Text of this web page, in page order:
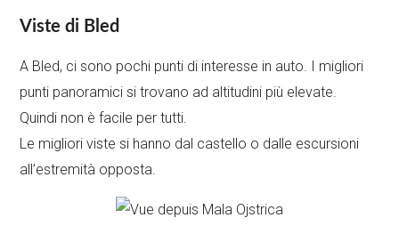
Viste di Bled
A Bled, ci sono pochi punti di interesse in auto. I migliori
punti panoramici si trovano ad altitudini più elevate.
Quindi non è facile per tutti.
Le migliori viste si hanno dal castello o dalle escursioni
all’estremità opposta.